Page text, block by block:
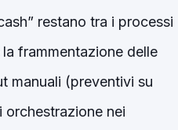
restano tra i processi
frammentazione delle
manuali (preventivi su
orchestrazione nei